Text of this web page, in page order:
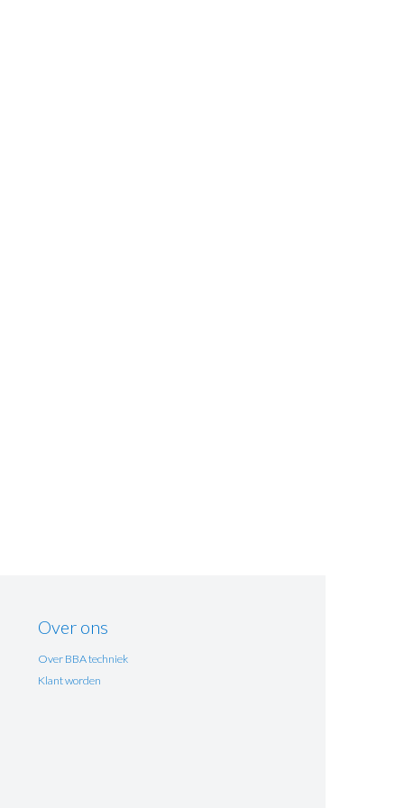
Over ons
Over BBA techniek
Klant worden